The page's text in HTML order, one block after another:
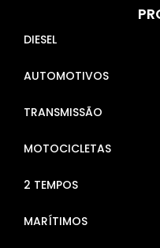
DIESEL
AUTOMOTIVOS
TRANSMISSÃO
MOTOCICLETAS
2 TEMPOS
MARÍTIMOS